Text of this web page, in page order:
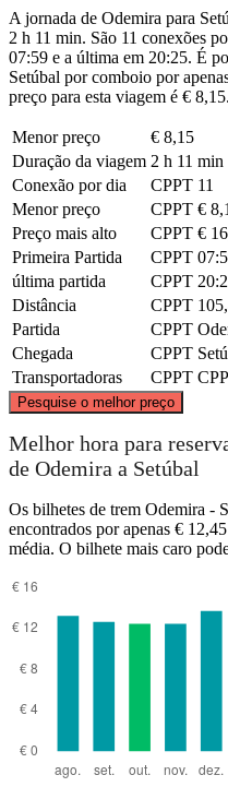
A jornada de Odemira para
2 h 11 min. São 11 conexões
07:59 e a última em 20:25. É
Setúbal por comboio por
preço para esta viagem é € 8,15.
Menor preço
€ 8,15
Duração da viagem 2 h 11 min
Conexão por dia
CPPT 11
Menor preço
CPPT €
Preço mais alto
CPPT €
Primeira Partida
CPPT
última partida
CPPT
Distância
CPPT
Partida
CPPT
Chegada
CPPT
Transportadoras
CPPT
Pesquise o melhor preço
Melhor hora para
de Odemira a Setúbal
Os bilhetes de trem Odemira -
encontrados por apenas €
média. O bilhete mais caro